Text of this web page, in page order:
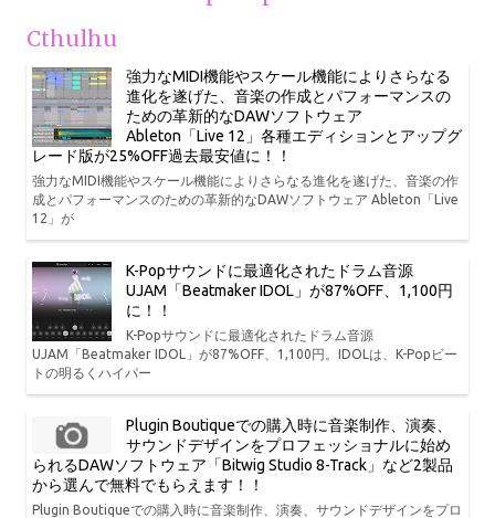
Cthulhu
強力なMIDI機能やスケール機能によりさらなる
進化を遂げた、音楽の作成とパフォーマンスの
ための革新的なDAWソフトウェア
Ableton「Live 12」各種エディションとアップグ
レード版が25%OFF過去最安値に！！
強力なMIDI機能やスケール機能によりさらなる進化を遂げた、音楽の作
成とパフォーマンスのための革新的なDAWソフトウェア Ableton「Live
12」が
K-Popサウンドに最適化されたドラム音源
UJAM「Beatmaker IDOL」が87%OFF、1,100円
に！！
K-Popサウンドに最適化されたドラム音源
UJAM「Beatmaker IDOL」が87%OFF、1,100円。IDOLは、K-Popビー
トの明るくハイパー
Plugin Boutiqueでの購入時に音楽制作、演奏、
サウンドデザインをプロフェッショナルに始め
られるDAWソフトウェア「Bitwig Studio 8-Track」など2製品
から選んで無料でもらえます！！
Plugin Boutiqueでの購入時に音楽制作、演奏、サウンドデザインをプロ